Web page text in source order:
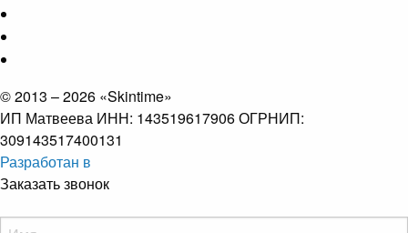
© 2013 – 2026 «Skintime»
ИП Матвеева ИНН: 143519617906 ОГРНИП:
309143517400131
Разработан в
Заказать звонок